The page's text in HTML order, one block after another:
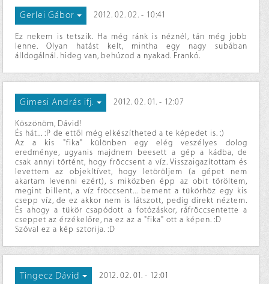
Gerlei Gábor 2012. 02. 02. - 10:41
Ez nekem is tetszik. Ha még ránk is néznél, tán még jobb
lenne. Olyan hatást kelt, mintha egy nagy subában
álldogálnál. hideg van, behúzod a nyakad. Frankó.
Gimesi András ifj. 2012. 02. 01. - 12:07
Köszönöm, Dávid!
És hát... :P de ettől még elkészítheted a te képedet is. :)
Az a kis "fika" különben egy elég veszélyes dolog
eredménye, ugyanis majdnem beesett a gép a kádba, de
csak annyi történt, hogy fröccsent a víz. Visszaigazítottam és
levettem az objekltívet, hogy letöröljem (a gépet nem
akartam levenni ezért), s miközben épp az obit töröltem,
megint billent, a víz fröccsent... bement a tükörhöz egy kis
csepp víz, de ez akkor nem is látszott, pedig direkt néztem.
És ahogy a tükör csapódott a fotózáskor, ráfröccsentette a
cseppet az érzékelőre, na ez az a "fika" ott a képen. :D
Szóval ez a kép sztorija. :D
Tingecz Dávid 2012. 02. 01. - 12:01